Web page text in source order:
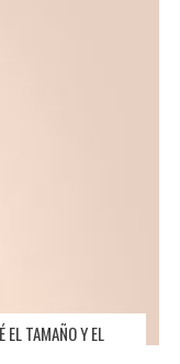
EL TAMAÑO Y EL